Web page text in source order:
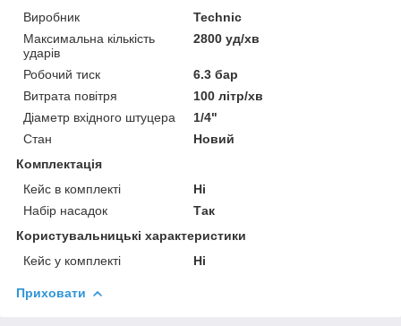
Виробник
Technic
Максимальна кількість
ударів
2800 уд/хв
Робочий тиск
6.3 бар
Витрата повітря
100 літр/хв
Діаметр вхідного штуцера
1/4"
Стан
Новий
Комплектація
Кейс в комплекті
Ні
Набір насадок
Так
Користувальницькі характеристики
Кейс у комплекті
Ні
Приховати